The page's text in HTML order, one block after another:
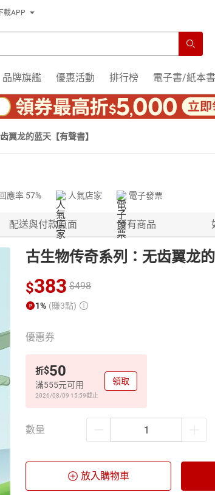
下載APP
品牌旗艦 優惠活動 排行榜 電子書/紙本書
翼龙的蓝天【有聲書】
回應率 57% 人氣店家 電子發票
配送與付款頁面 所有商品
古生物传奇系列：无齿翼龙
$383 $498
1% (賺3點)
優惠券
折$50
滿555元可用
2026/08/09 15:59截止
領取
數量
放入購物車